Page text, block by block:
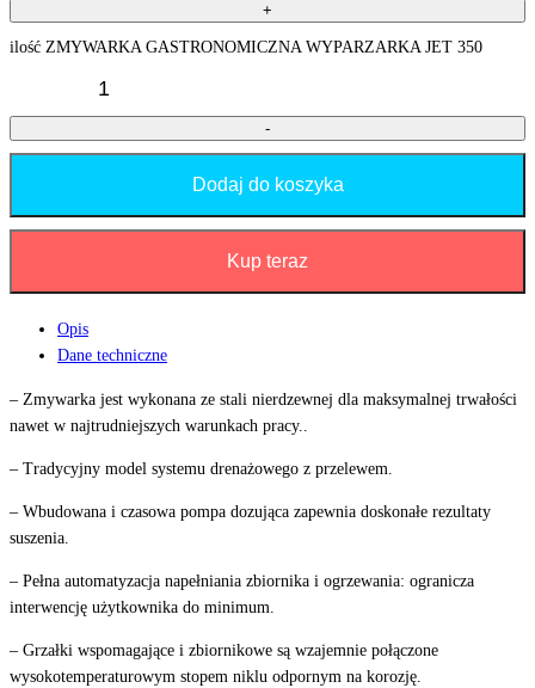
+
ilość ZMYWARKA GASTRONOMICZNA WYPARZARKA JET 350
-
Dodaj do koszyka
Kup teraz
Opis
Dane techniczne
– Zmywarka jest wykonana ze stali nierdzewnej dla maksymalnej trwałości
nawet w najtrudniejszych warunkach pracy..
– Tradycyjny model systemu drenażowego z przelewem.
– Wbudowana i czasowa pompa dozująca zapewnia doskonałe rezultaty
suszenia.
– Pełna automatyzacja napełniania zbiornika i ogrzewania: ogranicza
interwencję użytkownika do minimum.
– Grzałki wspomagające i zbiornikowe są wzajemnie połączone
wysokotemperaturowym stopem niklu odpornym na korozję.